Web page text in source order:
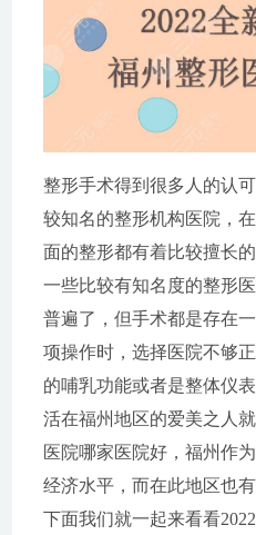
整形手术得到很多人的认
较知名的整形机构医院，
面的整形都有着比较擅长
一些比较有知名度的整形
普遍了，但手术都是存在
项操作时，选择医院不够
的哺乳功能或者是整体仪
活在福州地区的爱美之人
医院哪家医院好，福州作
经济水平，而在此地区也
下面我们就一起来看看